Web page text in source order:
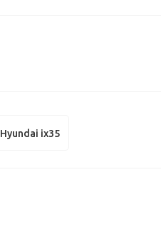
Hyundai ix35